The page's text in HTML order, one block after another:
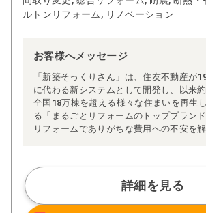
ルトンリフォーム, リノベーション
お客様へメッセージ
「新築そっくりさん」は、住友不動産が
に代わる新システムとして開発し、以来約
全国18万棟を超える様々な住まいを再生
る「まるごとリフォームのトップブランド
リフォームでありがちな費用への不安を
ム」、経験豊かなセールスエンジニアに
制」などが高い信頼を得ています。
また、大規模リフォームに習熟した施工
括する「専属棟梁制」、豊富な実績に裏
詳細を見る